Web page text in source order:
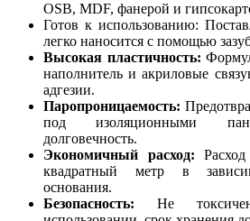
OSB, MDF, фанерой и
Готов к использованию:
легко наносится с помощью
Высокая пластичность:
наполнитель и акриловые
адгезии.
Паропроницаемость:
под изоляционными
долговечность.
Экономичный расход:
квадратный метр в
основания.
Безопасность: Не